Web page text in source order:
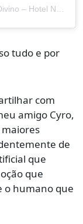
tudo e por
com
amigo Cyro,
de
que
que
o humano que